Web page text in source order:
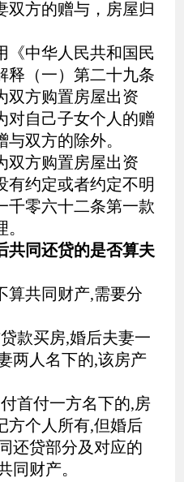
双方的赠与，房屋归
《中华人民共和国民
释（一）第二十九条
双方购置房屋出资
对自己子女个人的赠
双方的除外。
双方购置房屋出资
有约定或者约定不明
千零六十二条第一款
共同还贷的是否算夫
算共同财产,需要分
款买房,婚后夫妻一
两人名下的,该房产
首付一方名下的,房
方个人所有,但婚后
还贷部分及对应的
同财产。